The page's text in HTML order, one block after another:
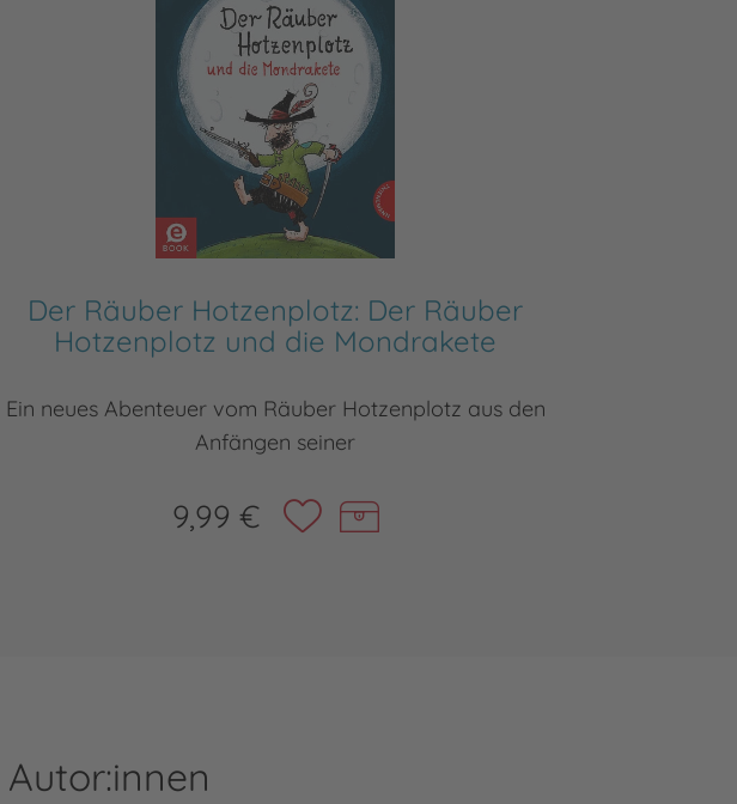
Der Räuber Hotzenplotz: Der Räuber
Hotzenplotz und die Mondrakete
Ein neues Abenteuer vom Räuber Hotzenplotz aus den
Anfängen seiner
9,99 €